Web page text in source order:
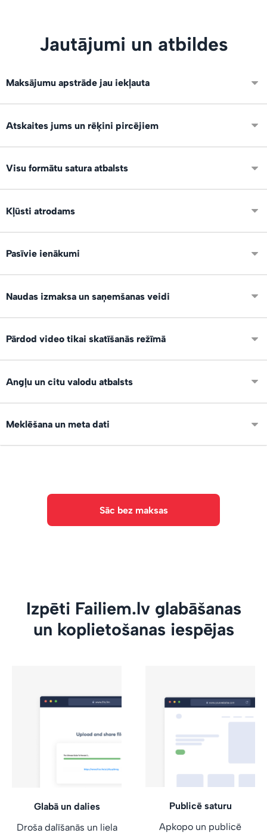
Jautājumi un atbildes
Maksājumu apstrāde jau iekļauta
Integrēti VISA, Mastercard un Swedbank maksājumi. Neko
papildus nevajag konfigurēt.
Atskaites jums un rēķini pircējiem
Ir pieejamas atskaites par visiem darījumiem un skatījumu,
pirkumu un lejupielāžu statistika. Eksports uz XLS par
Visu formātu satura atbalsts
Mēs atbalstam visus failu formātus un izmērus: foto, video,
audio, dokumentus, prezentācijas, grāmatas, vektorus un
Kļūsti atrodams
Mēs varam demonstrēt tavus produktus arī citiem servisa
lietotājiem publiskajā satura tirgū un sociālajos tīklos!
Pasīvie ienākumi
Ierīko savu digitālo veikalu, izvieto noderīgu saturu,
apraksti un pelni 24/7 atrodoties jebkur!
Naudas izmaksa un saņemšanas veidi
Pēc pirkuma, nauda un viso darījumi uzskaitās tavā lietotāja
kontā. Naudu vari pieprasīt saņemt uz IBAN kontu vai
Pārdod video tikai skatīšanās režīmā
Jā, var pārdot video tikai skatīšanās režīmā, bez
lejupielādes. Saturs ir pieejams tikai pircēja kontā, uzreiz
Angļu un citu valodu atbalsts
Saskarne ir pieejama angļu, spāņu un vācu valodā, lai vari
pārdot arī starptautiski!
Meklēšana un meta dati
Sāc bez maksas
Izpēti Failiem.lv glabāšanas
un koplietošanas iespējas
Glabā un dalies
Droša dalīšanās un liela
Publicē saturu
Apkopo un publicē